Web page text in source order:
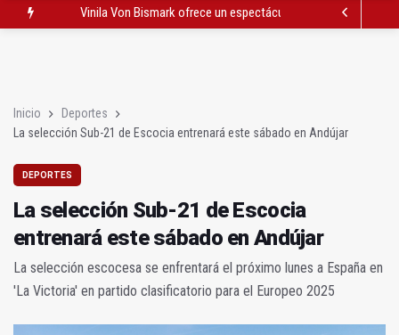
Vinila Von Bismark ofrece un espectáculo "rompedor" en el
Inicio
Deportes
La selección Sub-21 de Escocia entrenará este sábado en Andújar
DEPORTES
La selección Sub-21 de Escocia
entrenará este sábado en Andújar
La selección escocesa se enfrentará el próximo lunes a España en
'La Victoria' en partido clasificatorio para el Europeo 2025